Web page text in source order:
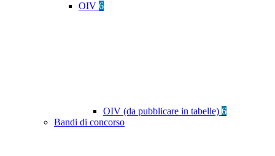
OIV 6
OIV (da pubblicare in tabelle) 6
Bandi di concorso